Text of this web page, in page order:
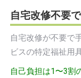
自宅改修不要
自宅改修が不要で
ビスの特定福祉用
自己負担は1〜3割